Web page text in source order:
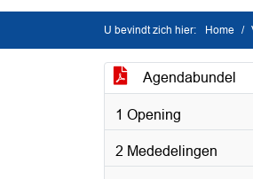
U bevindt zich hier: Home
Agendabundel
1 Opening
2 Mededelingen